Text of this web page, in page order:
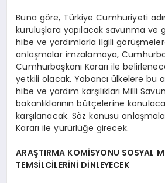
Buna göre, Türkiye Cumhuriyeti
kuruluşlara yapılacak savunma ve
hibe ve yardımlarla ilgili
anlaşmalar imzalamaya,
Cumhurbaşkanı Kararı ile
yetkili olacak. Yabancı ülkelere bu
hibe ve yardım karşılıkları Milli
bakanlıklarının bütçelerine
karşılanacak. Söz konusu
Kararı ile yürürlüğe girecek.
ARAŞTIRMA KOMİSYONU SOSYAL
TEMSİLCİLERİNİ DİNLEYECEK